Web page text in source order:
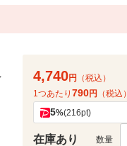
4,740円
（税込）
1つあたり 790円 （税込）
5%(216pt)
在庫あり 数量